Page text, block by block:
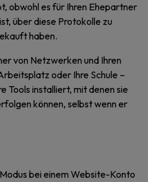
obwohl es für Ihren Ehepartner
über diese Protokolle zu
haben.
von Netzwerken und Ihren
oder Ihre Schule –
Tools installiert, mit denen sie
können, selbst wenn er
bei einem Website-Konto